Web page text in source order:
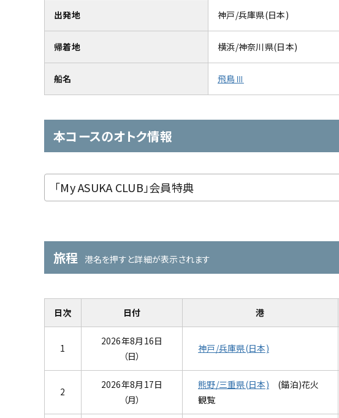
出発地 神戸/兵庫県(日本)
帰着地 横浜/神奈川県(日本)
船名 飛鳥Ⅲ
本コースのオトク情報
「My ASUKA CLUB」会員特典
旅程 港名を押すと詳細が表示されます
日次 日付 港
1
2026年8月16日
（日）
神戸/兵庫県(日本)
2
2026年8月17日
（月）
熊野/三重県(日本) (錨泊)花火
観覧